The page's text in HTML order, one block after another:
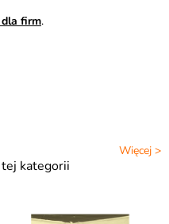
firm.
Więcej >
tej kategorii